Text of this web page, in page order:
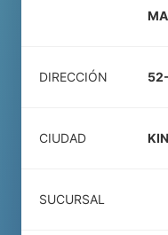
DIRECCIÓN
CIUDAD
SUCURSAL